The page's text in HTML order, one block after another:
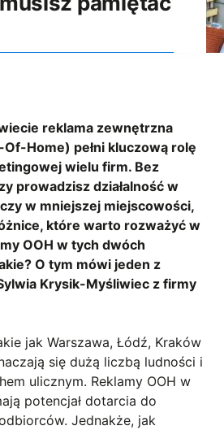
reklama zewnętrzna
Of-Home) pełni kluczową rolę
wielu firm. Bez
prowadzisz działalność w
w mniejszej miejscowości,
które warto rozważyć w
OOH w tych dwóch
O tym mówi jeden z
Krysik-Myśliwiec z firmy
jak Warszawa, Łódź, Kraków
się dużą liczbą ludności i
ulicznym. Reklamy OOH w
potencjał dotarcia do
Jednakże, jak